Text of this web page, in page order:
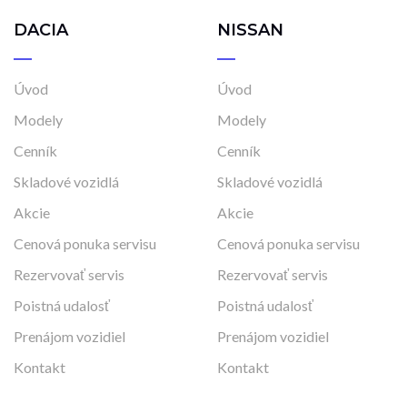
DACIA
Úvod
Modely
Cenník
Skladové vozidlá
Akcie
Cenová ponuka servisu
Rezervovať servis
Poistná udalosť
Prenájom vozidiel
Kontakt
NISSAN
Úvod
Modely
Cenník
Skladové vozidlá
Akcie
Cenová ponuka servisu
Rezervovať servis
Poistná udalosť
Prenájom vozidiel
Kontakt